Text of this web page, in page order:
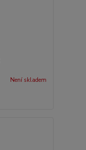
Není skladem